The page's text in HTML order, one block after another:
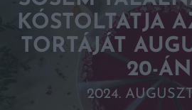
KÓSTOLTATJA
TORTÁJÁT
20-ÁN
2024.